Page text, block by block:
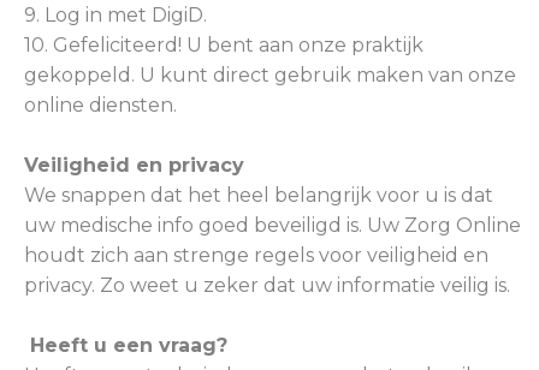
9. Log in met DigiD.
10. Gefeliciteerd! U bent aan onze praktijk
gekoppeld. U kunt direct gebruik maken van onze
online diensten.
Veiligheid en privacy
We snappen dat het heel belangrijk voor u is dat
uw medische info goed beveiligd is. Uw Zorg Online
houdt zich aan strenge regels voor veiligheid en
privacy. Zo weet u zeker dat uw informatie veilig is.
Heeft u een vraag?